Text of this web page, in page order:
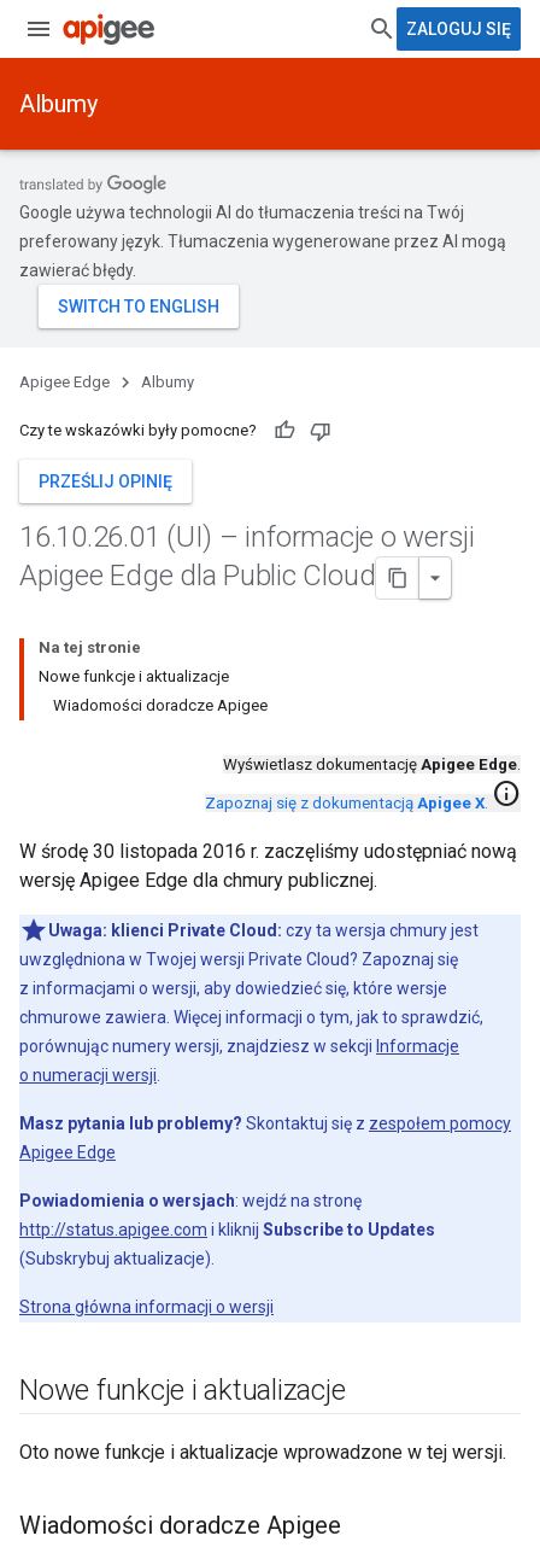
ZALOGUJ SIĘ
Albumy
Google używa technologii AI do tłumaczenia treści na Twój
preferowany język. Tłumaczenia wygenerowane przez AI mogą
zawierać błędy.
Apigee Edge Albumy
Czy te wskazówki były pomocne?
PRZEŚLIJ OPINIĘ
16.10.26.01 (UI) – informacje o wersji
Apigee Edge dla Public Cloud
Na tej stronie
Nowe funkcje i aktualizacje
Wiadomości doradcze Apigee
Wyświetlasz dokumentację Apigee Edge.
Zapoznaj się z dokumentacją Apigee X. info
W środę 30 listopada 2016 r. zaczęliśmy udostępniać nową
wersję Apigee Edge dla chmury publicznej.
Uwaga: klienci Private Cloud: czy ta wersja chmury jest
uwzględniona w Twojej wersji Private Cloud? Zapoznaj się
z informacjami o wersji, aby dowiedzieć się, które wersje
chmurowe zawiera. Więcej informacji o tym, jak to sprawdzić,
porównując numery wersji, znajdziesz w sekcji Informacje
o numeracji wersji
Masz pytania lub problemy? Skontaktuj się z zespołem pomocy
Apigee Edge
Powiadomienia o wersjach: wejdź na stronę
http://status.apigee.com i kliknij Subscribe to Updates
(Subskrybuj aktualizacje).
Strona główna informacji o wersji
Nowe funkcje i aktualizacje
Oto nowe funkcje i aktualizacje wprowadzone w tej wersji.
Wiadomości doradcze Apigee